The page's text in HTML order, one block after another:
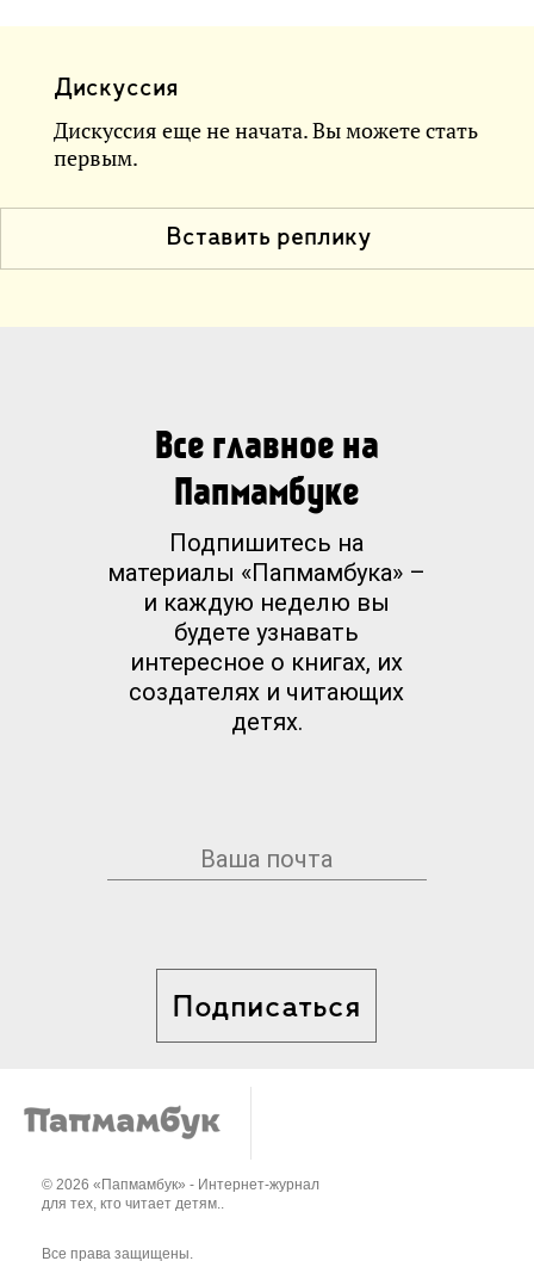
Дискуссия
Дискуссия еще не начата. Вы можете стать
первым.
Вставить реплику
Все главное на
Папмамбуке
Подпишитесь на
материалы «Папмамбука» –
и каждую неделю вы
будете узнавать
интересное о книгах, их
создателях и читающих
детях.
Подписаться
© 2026 «Папмамбук» - Интернет-журнал
для тех, кто читает детям..
Все права защищены.